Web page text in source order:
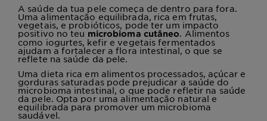
A saúde da tua pele começa de dentro para fora.
Uma alimentação equilibrada, rica em frutas,
vegetais, e probióticos, pode ter um impacto
positivo no teu microbioma cutâneo. Alimentos
como iogurtes, kefir e vegetais fermentados
ajudam a fortalecer a flora intestinal, o que se
reflete na saúde da pele.
Uma dieta rica em alimentos processados, açúcar e
gorduras saturadas pode prejudicar a saúde do
microbioma intestinal, o que pode refletir na saúde
da pele. Opta por uma alimentação natural e
equilibrada para promover um microbioma
saudável.